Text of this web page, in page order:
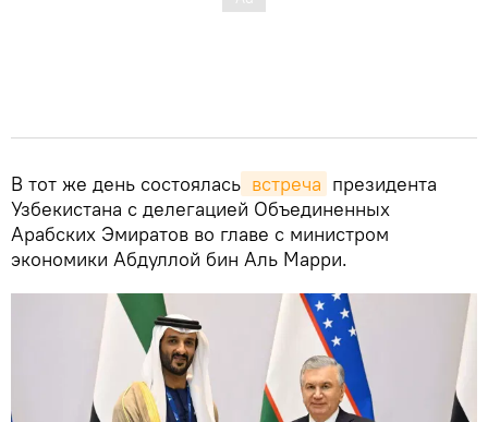
В тот же день состоялась встреча президента
Узбекистана с делегацией Объединенных
Арабских Эмиратов во главе с министром
экономики Абдуллой бин Аль Марри.